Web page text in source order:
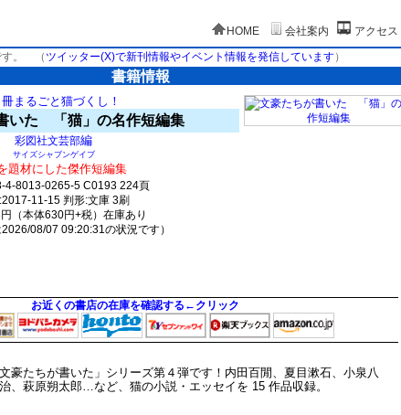
HOME 会社案内 アクセス
。
（ ツイッター(X)で新刊情報やイベント情報を発信しています）
書籍情報
冊まるごと猫づくし！
いた 「猫」の名作短編集
彩図社文芸部編
サイズシャブンゲイブ
題材にした傑作短編集
4-8013-0265-5 C0193 224頁
11-15 判形:文庫 3刷
（本体630円+税）在庫あり
2026/08/07 09:20:31の状況です）
お近くの書店の在庫を確認する←クリック
豪たちが書いた」シリーズ第４弾です！内田百閒、夏目漱石、小泉八
、萩原朔太郎…など、猫の小説・エッセイを 15 作品収録。